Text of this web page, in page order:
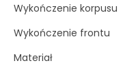
Wykończenie korpusu
Wykończenie frontu
Materiał